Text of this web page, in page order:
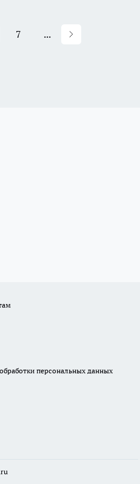
7 ...
персональных данных